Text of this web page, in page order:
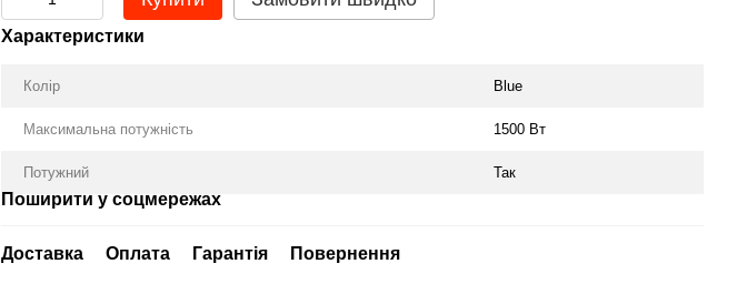
Характеристики
Колір Blue
Максимальна потужність 1500 Вт
Потужний Так
Поширити у соцмережах
Доставка Оплата Гарантія Повернення